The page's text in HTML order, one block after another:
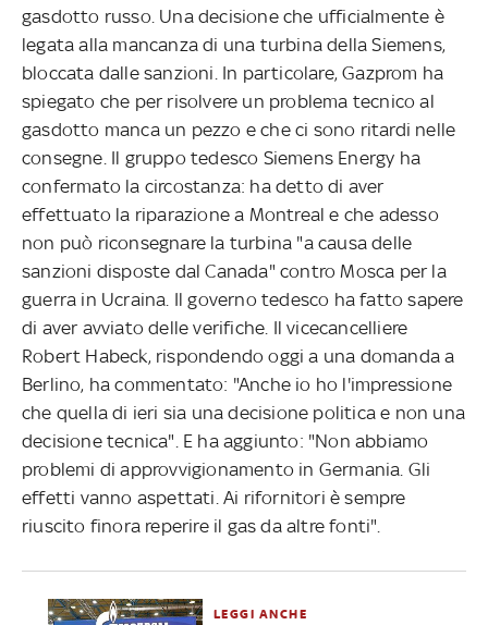
gasdotto russo. Una decisione che ufficialmente è
legata alla mancanza di una turbina della Siemens,
bloccata dalle sanzioni. In particolare, Gazprom ha
spiegato che per risolvere un problema tecnico al
gasdotto manca un pezzo e che ci sono ritardi nelle
consegne. Il gruppo tedesco Siemens Energy ha
confermato la circostanza: ha detto di aver
effettuato la riparazione a Montreal e che adesso
non può riconsegnare la turbina "a causa delle
sanzioni disposte dal Canada" contro Mosca per la
guerra in Ucraina. Il governo tedesco ha fatto sapere
di aver avviato delle verifiche. Il vicecancelliere
Robert Habeck, rispondendo oggi a una domanda a
Berlino, ha commentato: "Anche io ho l'impressione
che quella di ieri sia una decisione politica e non una
decisione tecnica". E ha aggiunto: "Non abbiamo
problemi di approvvigionamento in Germania. Gli
effetti vanno aspettati. Ai rifornitori è sempre
riuscito finora reperire il gas da altre fonti".
LEGGI ANCHE